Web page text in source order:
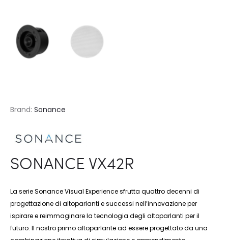
Brand: Sonance
SONANCE VX42R
La serie Sonance Visual Experience sfrutta quattro decenni di
progettazione di altoparlanti e successi nell’innovazione per
ispirare e reimmaginare la tecnologia degli altoparlanti per il
futuro. Il nostro primo altoparlante ad essere progettato da una